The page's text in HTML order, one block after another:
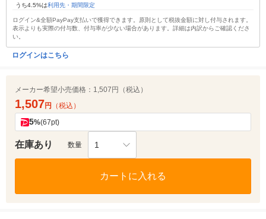
うち4.5%は利用先・期間限定
ログイン&全額PayPay支払いで獲得できます。原則として税抜金額に対し付与されます。
表示よりも実際の付与数、付与率が少ない場合があります。詳細は内訳からご確認くださ
い。
ログインはこちら
メーカー希望小売価格： 1,507円（税込）
1,507円 （税込）
5%(67pt)
在庫あり 数量 1
カートに入れる